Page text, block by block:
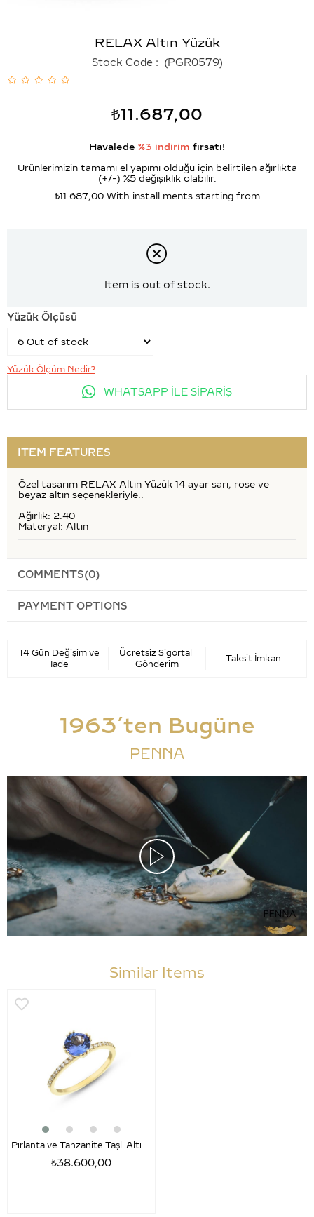
RELAX Altın Yüzük
Stock Code (PGR0579)
₺11.687,00
Havalede %3 indirim fırsatı!
Ürünlerimizin tamamı el yapımı olduğu için belirtilen ağırlıkta
(+/-) %5 değişiklik olabilir.
₺11.687,00 With install ments starting from
Item is out of stock.
Yüzük Ölçüsü
Yüzük Ölçüm Nedir?
WHATSAPP İLE SİPARİŞ
ITEM FEATURES
Özel tasarım RELAX Altın Yüzük 14 ayar sarı, rose ve
beyaz altın seçenekleriyle..
Ağırlık: 2.40
Materyal: Altın
COMMENTS(0)
PAYMENT OPTIONS
14 Gün Değişim ve
İade
Ücretsiz Sigortalı
Gönderim
Taksit İmkanı
1963’ten Bugüne
PENNA
Similar Items
Pırlanta ve Tanzanite Taşlı Altın Yüzük – Anna
₺38.600,00